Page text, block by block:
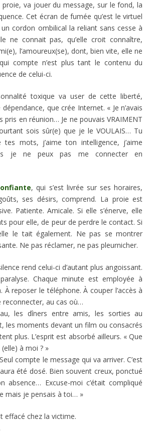
va jouer du message, sur le fond, la
Cet écran de fumée qu’est le virtuel
cordon ombilical la reliant sans cesse à
ne connait pas, qu’elle croit connaître,
l’amoureux(se), dont, bien vite, elle ne
compte n’est plus tant le contenu du
de celui-ci.
toxique va user de cette liberté,
que crée Internet. « Je n’avais
pris en réunion… Je ne pouvais VRAIMENT
sois sûr(e) que je le VOULAIS… Tu
tes mots, j’aime ton intelligence, j’aime
je ne peux pas me connecter en
, qui s’est livrée sur ses horaires,
ses désirs, comprend. La proie est
Patiente. Amicale. Si elle s’énerve, elle
pour elle, de peur de perdre le contact. Si
le tait également. Ne pas se montrer
Ne pas réclamer, ne pas pleurnicher.
rend celui-ci d’autant plus angoissant.
Chaque minute est employée à
À reposer le téléphone. À couper l’accès à
reconnecter, au cas où…
les dîners entre amis, les sorties au
les moments devant un film ou consacrés
plus. L’esprit est absorbé ailleurs. « Que
(elle) à moi ? »
compte le message qui va arriver. C’est
été dosé. Bien souvent creux, ponctué
absence… Excuse-moi c’était compliqué
mais je pensais à toi… »
effacé chez la victime.